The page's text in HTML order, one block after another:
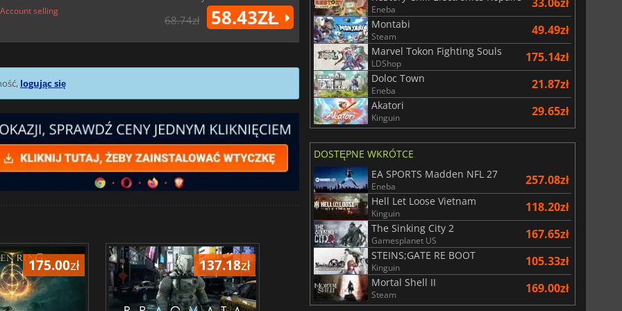
Account selling
68.74zł 58.43ZŁ
logując się
175.00zł 137.18zł 29.01zł 66.54
Eneba
Montabi
Steam 49.49zł
Marvel Tokon Fighting Souls
LDShop 175.14zł
Doloc Town
Eneba 21.87zł
Akatori
Kinguin 29.65zł
DOSTĘPNE WKRÓTCE
EA SPORTS Madden NFL 27
Eneba 257.08zł
Hell Let Loose Vietnam
Kinguin 118.20zł
The Sinking City 2
Gamesplanet US 167.65zł
STEINS;GATE RE BOOT
Kinguin 105.33zł
Mortal Shell II
Steam 169.00zł